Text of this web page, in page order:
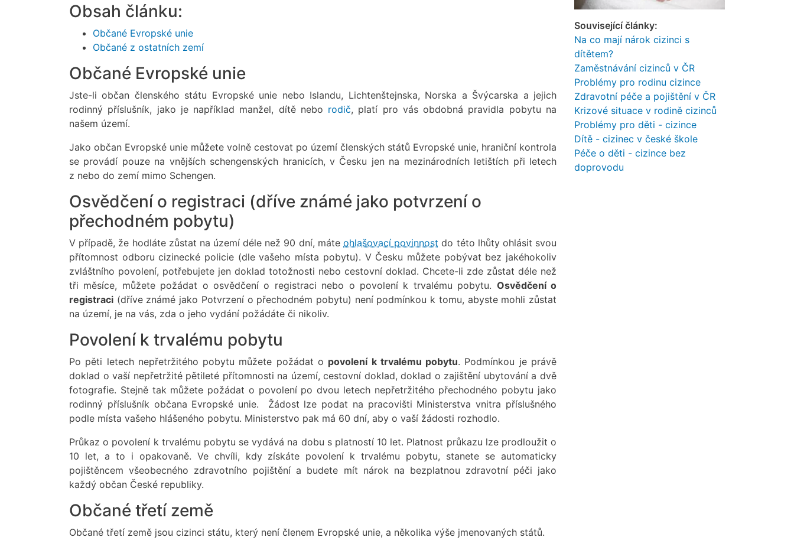
Obsah článku:
Občané Evropské unie
Občané z ostatních zemí
Občané Evropské unie
Jste-li občan členského státu Evropské unie nebo Islandu, Lichtenštejnska, Norska a Švýcarska a jejich
rodinný příslušník, jako je například manžel, dítě nebo rodič, platí pro vás obdobná pravidla pobytu na
našem území.
Jako občan Evropské unie můžete volně cestovat po území členských států Evropské unie, hraniční kontrola
se provádí pouze na vnějších schengenských hranicích, v Česku jen na mezinárodních letištích při letech
z nebo do zemí mimo Schengen.
Osvědčení o registraci (dříve známé jako potvrzení o
přechodném pobytu)
V případě, že hodláte zůstat na území déle než 90 dní, máte ohlašovací povinnost do této lhůty ohlásit svou
přítomnost odboru cizinecké policie (dle vašeho místa pobytu). V Česku můžete pobývat bez jakéhokoliv
zvláštního povolení, potřebujete jen doklad totožnosti nebo cestovní doklad. Chcete-li zde zůstat déle než
tři měsíce, můžete požádat o osvědčení o registraci nebo o povolení k trvalému pobytu. Osvědčení o
registraci (dříve známé jako Potvrzení o přechodném pobytu) není podmínkou k tomu, abyste mohli zůstat
na území, je na vás, zda o jeho vydání požádáte či nikoliv.
Povolení k trvalému pobytu
Po pěti letech nepřetržitého pobytu můžete požádat o povolení k trvalému pobytu. Podmínkou je právě
doklad o vaší nepřetržité pětileté přítomnosti na území, cestovní doklad, doklad o zajištění ubytování a dvě
fotografie. Stejně tak můžete požádat o povolení po dvou letech nepřetržitého přechodného pobytu jako
rodinný příslušník občana Evropské unie. Žádost lze podat na pracovišti Ministerstva vnitra příslušného
podle místa vašeho hlášeného pobytu. Ministerstvo pak má 60 dní, aby o vaší žádosti rozhodlo.
Průkaz o povolení k trvalému pobytu se vydává na dobu s platností 10 let. Platnost průkazu lze prodloužit o
10 let, a to i opakovaně. Ve chvíli, kdy získáte povolení k trvalému pobytu, stanete se automaticky
pojištěncem všeobecného zdravotního pojištění a budete mít nárok na bezplatnou zdravotní péči jako
každý občan České republiky.
Občané třetí země
Občané třetí země jsou cizinci státu, který není členem Evropské unie, a několika výše jmenovaných států.
Související články:
Na co mají nárok cizinci s
dítětem?
Zaměstnávání cizinců v ČR
Problémy pro rodinu cizince
Zdravotní péče a pojištění v ČR
Krizové situace v rodině cizinců
Problémy pro děti - cizince
Dítě - cizinec v české škole
Péče o děti - cizince bez
doprovodu